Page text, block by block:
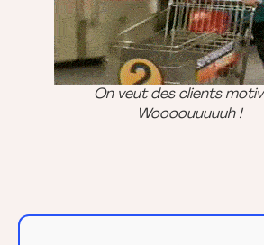
On veut des clients
Woooouuuuuh !